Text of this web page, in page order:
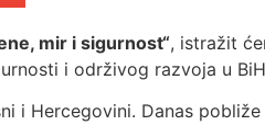
mir i sigurnost“, istražit
i održivog razvoja u
i Hercegovini. Danas pobliže